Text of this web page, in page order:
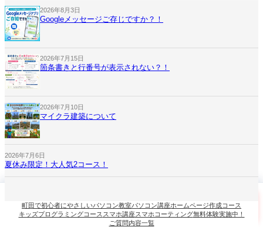
2026年8月3日
Googleメッセージご存じですか？！
2026年7月15日
箇条書きと行番号が表示されない？！
2026年7月10日
マイクラ建築について
2026年7月6日
夏休み限定！大人気2コース！
町田で初心者にやさしいパソコン教室パソコン講座ホームページ作成コース
キッズプログラミングコース スマホ講座スマホコーティング無料体験実施中！
ご質問内容一覧
ホーム 電話 LINE相談 無料体験